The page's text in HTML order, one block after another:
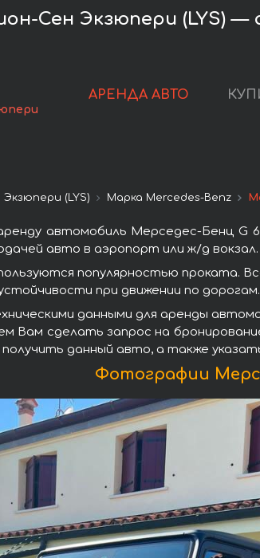
Сен Экзюпери (LYS) —
АРЕНДА АВТО
(LYS) Марка Mercedes-Benz
автомобиль Мерседес-Бенц G
авто в аэропорт или ж/д вокзал.
популярностью проката.
при движении по дорогам.
данными для аренды
Вам сделать запрос на
данный авто, а также
Фотографии